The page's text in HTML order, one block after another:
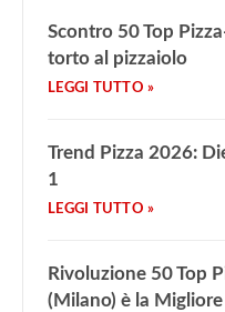
Scontro 50 Top
torto al pizzaiolo
Trend Pizza 2026:
1
Rivoluzione 50 Top
(Milano) è la Migliore